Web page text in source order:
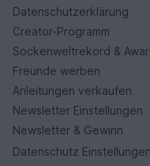
Datenschutzerklärung
Creator-Programm
Sockenweltrekord &
Freunde werben
Anleitungen verkaufen
Newsletter Einstellungen
Newsletter & Gewinn
Datenschutz Einstellungen